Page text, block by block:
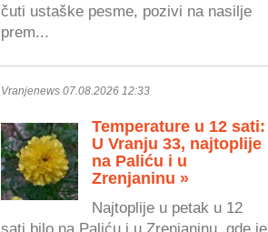
čuti ustaške pesme, pozivi na nasilje
prem...
Vranjenews 07.08.2026 12:33
Temperature u 12 sati:
U Vranju 33, najtoplije
na Paliću i u
Zrenjaninu »
Najtoplije u petak u 12
sati bilo na Paliću i u Zrenjaninu, gde je